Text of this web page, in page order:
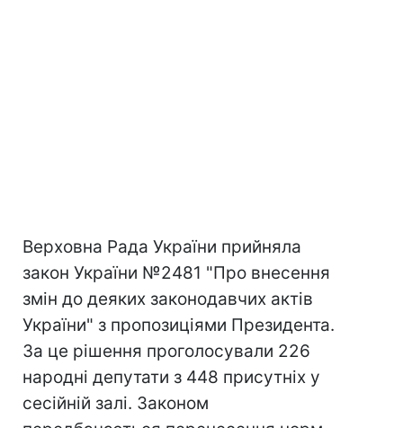
Верховна Рада України прийняла
закон України №2481 "Про внесення
змін до деяких законодавчих актів
України" з пропозиціями Президента.
За це рішення проголосували 226
народні депутати з 448 присутніх у
сесійній залі. Законом